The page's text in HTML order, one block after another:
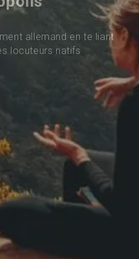
allemand en te liant
locuteurs natifs